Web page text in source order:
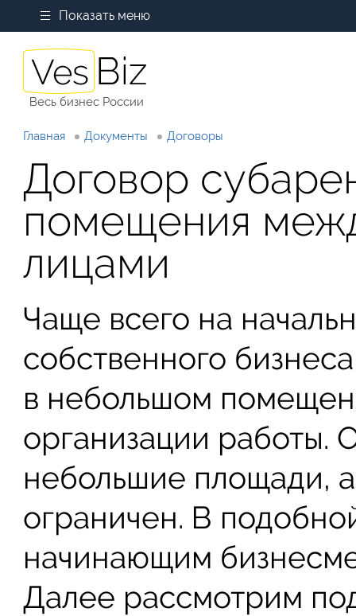
Показать меню
Весь бизнес России
Главная Документы Договоры
Договор
помещения
лицами
Чаще всего на
собственного
в небольшом
организации работы.
небольшие площади,
ограничен. В
начинающим
Далее рассмотрим